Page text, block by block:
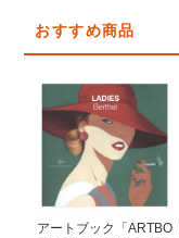
おすすめ商品
アートブック「ARTBO